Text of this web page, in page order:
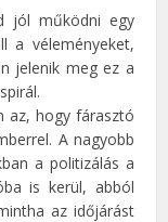
jól működni egy
a véleményeket,
jelenik meg ez a
az, hogy fárasztó
A nagyobb
a politizálás a
is kerül, abból
az időjárást